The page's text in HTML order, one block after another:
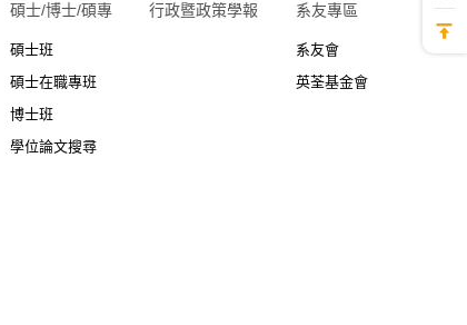
碩士/博士/碩專
碩士班
碩士在職專班
博士班
學位論文搜尋
行政暨政策學報 系友專區
系友會
英荃基金會